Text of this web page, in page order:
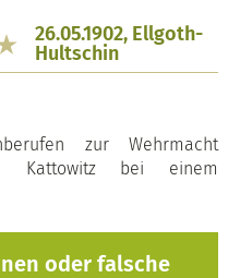
26.05.1902, Ellgoth-
Hultschin
zur Wehrmacht
Kattowitz bei einem
oder falsche